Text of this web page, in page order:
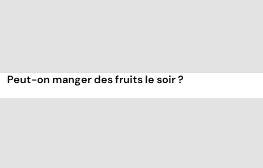
Peut-on manger des fruits le soir ?